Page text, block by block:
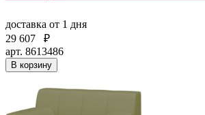
доставка от 1 дня
29 607
₽
арт. 8613486
В корзину